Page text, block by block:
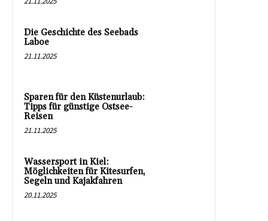
Die Geschichte des Seebads
Laboe
21.11.2025
Sparen für den Küstenurlaub:
Tipps für günstige Ostsee-
Reisen
21.11.2025
Wassersport in Kiel:
Möglichkeiten für Kitesurfen,
Segeln und Kajakfahren
20.11.2025